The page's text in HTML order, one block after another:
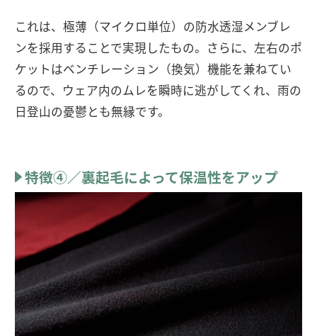
これは、極薄（マイクロ単位）の防水透湿メンブレ
ンを採用することで実現したもの。さらに、左右のポ
ケットはベンチレーション（換気）機能を兼ねてい
るので、ウェア内のムレを瞬時に逃がしてくれ、雨の
日登山の憂鬱とも無縁です。
特徴④／裏起毛によって保温性をアップ